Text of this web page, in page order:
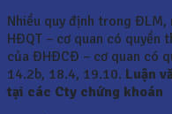
Nhiều quy định trong ĐLM,
HĐQT – cơ quan có quyền
của ĐHĐCĐ – cơ quan có
14.2b, 18.4, 19.10. Luận
tại các Cty chứng khoán